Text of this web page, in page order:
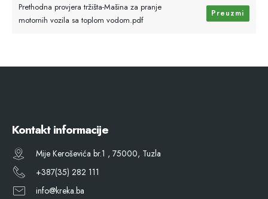
Prethodna provjera tržišta-Mašina za pranje
motornih vozila sa toplom vodom.pdf
Preuzmi
Kontakt informacije
Mije Keroševića br.1 , 75000, Tuzla
+387(35) 282 111
info@kreka.ba